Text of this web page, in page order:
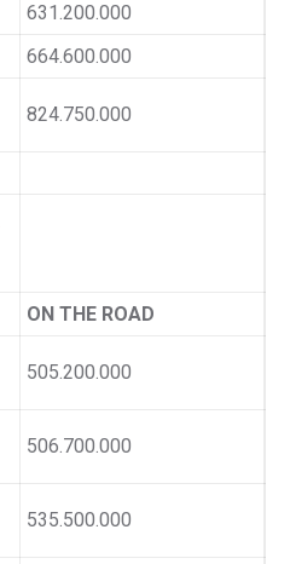
631.200.000
664.600.000
824.750.000
ON THE ROAD
505.200.000
506.700.000
535.500.000